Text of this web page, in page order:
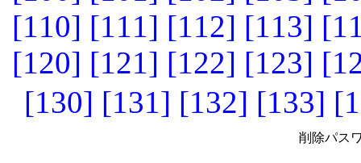
[110] [111] [112] [113]
[120] [121] [122] [123]
[130] [131] [132] [133]
削除パス